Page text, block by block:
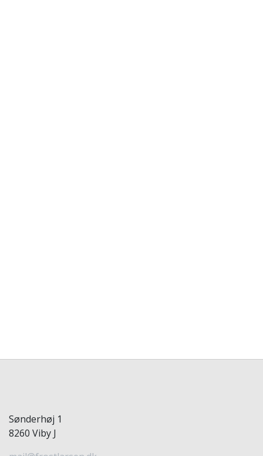
Sønderhøj 1
8260 Viby J